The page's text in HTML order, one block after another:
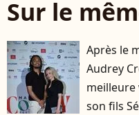
Sur le
Après le
Audrey
meilleure
son fils